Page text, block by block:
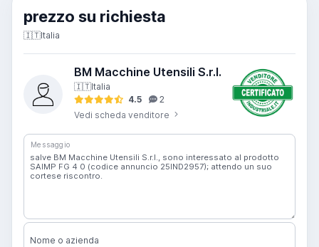
prezzo su richiesta
🇮🇹Italia
BM Macchine Utensili S.r.l.
🇮🇹Italia
4.5
2
Vedi scheda venditore
Messaggio
Nome o azienda